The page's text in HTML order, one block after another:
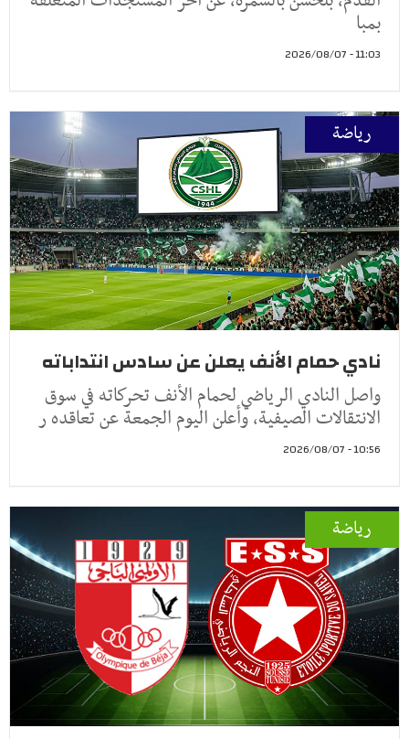
بمبا
11:03 - 2026/08/07
رياضة
نادي حمام الأنف يعلن عن سادس انتداباته
واصل النادي الرياضي لحمام الأنف تحركاته في سوق
الانتقالات الصيفية، وأعلن اليوم الجمعة عن تعاقده ر
10:56 - 2026/08/07
رياضة